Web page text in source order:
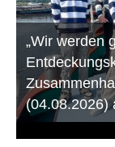
„Wir werden
(04.08.2026)